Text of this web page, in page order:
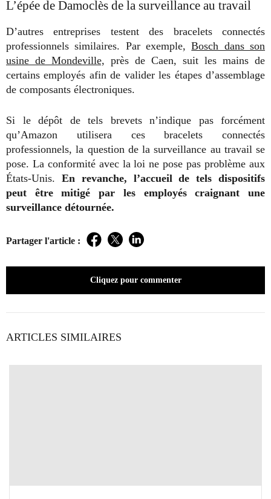
L’épée de Damoclès de la surveillance au travail
D’autres entreprises testent des bracelets connectés
professionnels similaires. Par exemple,Bosch dans son
usine de Mondeville, près de Caen, suit les mains de
certains employés afin de valider les étapes d’assemblage
de composants électroniques.
Si le dépôt de tels brevets n’indique pas forcément
qu’Amazon utilisera ces bracelets connectés
professionnels, la question de la surveillance au travail se
pose. La conformité avec la loi ne pose pas problème aux
États-Unis. En revanche, l’accueil de tels dispositifs
peut être mitigé par les employés craignant une
surveillance détournée.
Partager l'article : Facebook
TwitterLinkedIn
Cliquez pour commenter
ARTICLES SIMILAIRES